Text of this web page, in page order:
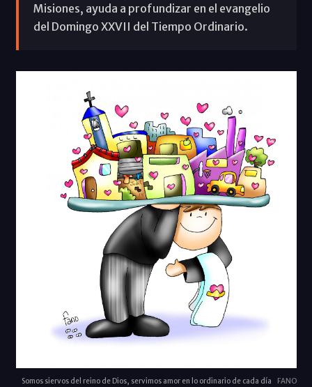
Misiones, ayuda a profundizar en el evangelio
del Domingo XXVII del Tiempo Ordinario.
Somos siervos del reino de Dios, servimos amor en lo ordinario de cada día FANO